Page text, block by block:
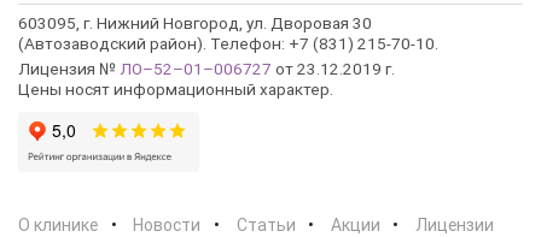
603095, г. Нижний Новгород, ул. Дворовая 30
(Автозаводский район). Телефон: +7 (831) 215-70-10.
Лицензия № ЛО–52–01–006727 от 23.12.2019 г.
Цены носят информационный характер.
О клинике Новости Статьи Акции
Лицензии